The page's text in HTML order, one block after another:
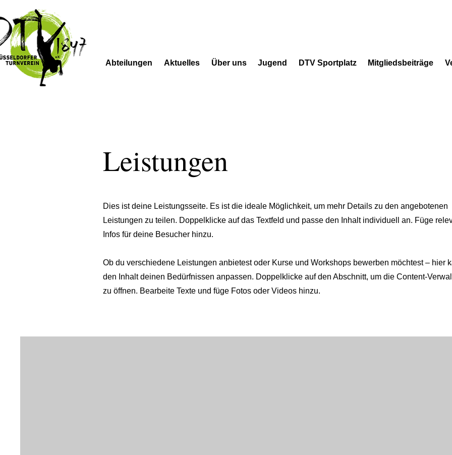
Abteilungen Aktuelles Über uns Jugend DTV Sportplatz Mitgliedsbeiträge
Leistungen
Dies ist deine Leistungsseite. Es ist die ideale Möglichkeit, um mehr Details zu den angebotenen
Leistungen zu teilen. Doppelklicke auf das Textfeld und passe den Inhalt individuell an. Füge
Infos für deine Besucher hinzu.
Ob du verschiedene Leistungen anbietest oder Kurse und Workshops bewerben möchtest ​–​ hier
den Inhalt deinen Bedürfnissen anpassen. Doppelklicke auf den Abschnitt, um die Content-
zu öffnen. Bearbeite Texte und füge Fotos oder Videos hinzu.